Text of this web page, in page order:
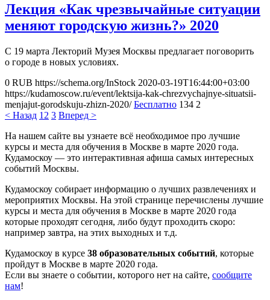
Лекция «Как чрезвычайные ситуации
меняют городскую жизнь?» 2020
С 19 марта Лекторий Музея Москвы предлагает поговорить
о городе в новых условиях.
0 RUB https://schema.org/InStock 2020-03-19T16:44:00+03:00
https://kudamoscow.ru/event/lektsija-kak-chrezvychajnye-situatsii-
menjajut-gorodskuju-zhizn-2020/ Бесплатно 134 2
< Назад 1 2 3 Вперед >
На нашем сайте вы узнаете всё необходимое про лучшие
курсы и места для обучения в Москве в марте 2020 года.
Кудамоскоу — это интерактивная афиша самых интересных
событий Москвы.
Кудамоскоу собирает информацию о лучших развлечениях и
мероприятих Москвы. На этой странице перечислены лучшие
курсы и места для обучения в Москве в марте 2020 года
которые проходят сегодня, либо будут проходить скоро:
например завтра, на этих выходных и т.д.
Кудамоскоу в курсе 38 образовательных событий, которые
пройдут в Москве в марте 2020 года.
Если вы знаете о событии, которого нет на сайте, сообщите
нам!